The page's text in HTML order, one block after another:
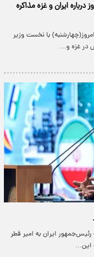
ایران و غزه مذاکره
با نخست وزیر
در غزه و…
ایران به امیر قطر
این…